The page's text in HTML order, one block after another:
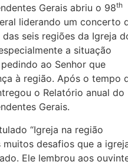
Gerais abriu o 98th
liderando um concerto
seis regiões da Igreja
a situação
ao Senhor que
à região. Após o tempo
o Relatório anual do
Gerais.
“Igreja na região
muitos desafios que a
Ele lembrou aos